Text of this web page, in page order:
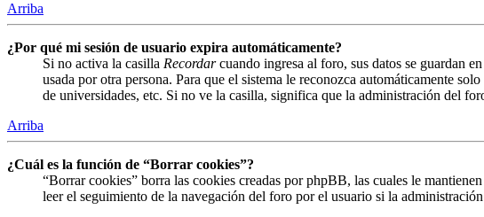
Arriba
¿Por qué mi sesión de usuario expira automáticamente?
Si no activa la casilla Recordarcuando ingresa al foro, sus datos se guardan
usada por otra persona. Para que el sistema le reconozca automáticamente
de universidades, etc. Si no ve la casilla, significa que la administración del
Arriba
¿Cuál es la función de “Borrar cookies”?
“Borrar cookies” borra las cookies creadas por phpBB, las cuales le
leer el seguimiento de la navegación del foro por el usuario si la